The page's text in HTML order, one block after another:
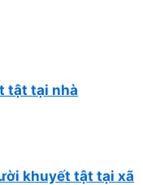
tật tại nhà
khuyết tật tại xã